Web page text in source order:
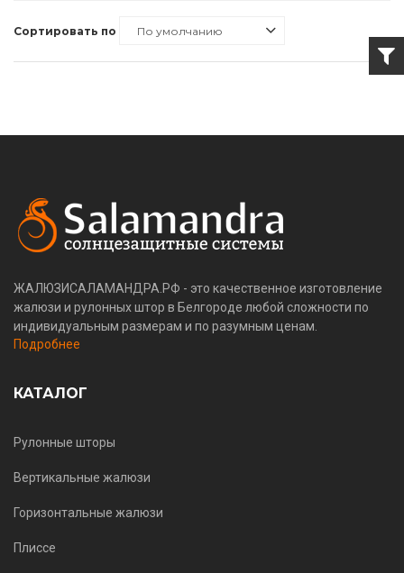
Сортировать по
ЖАЛЮЗИСАЛАМАНДРА.РФ - это качественное изготовление
жалюзи и рулонных штор в Белгороде любой сложности по
индивидуальным размерам и по разумным ценам.
Подробнее
КАТАЛОГ
Рулонные шторы
Вертикальные жалюзи
Горизонтальные жалюзи
Плиссе